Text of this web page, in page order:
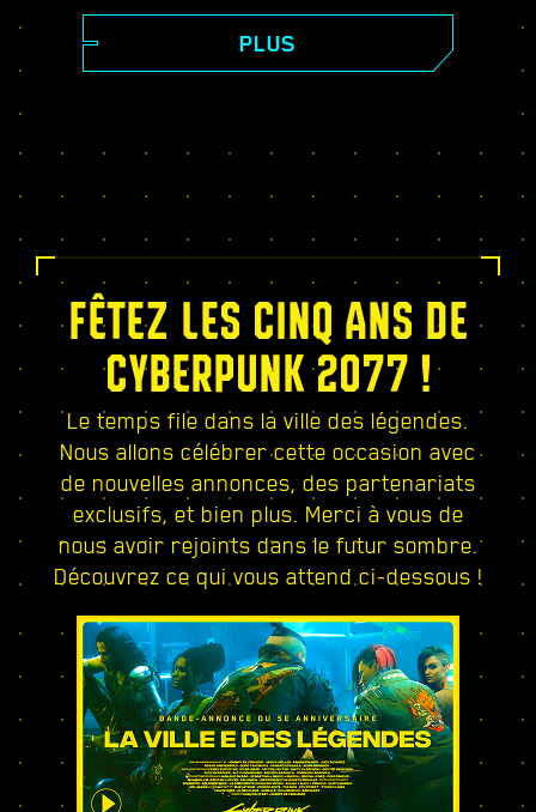
histoire haletante pleine de
rebondissements où vos décisions
Relic, effectuez des missions dans un
contrats électrisants et bien plus encore !
PLUS
FÊTEZ LES CINQ ANS DE
CYBERPUNK 2077 !
Le temps file dans la ville des légendes.
Nous allons célébrer cette occasion avec
de nouvelles annonces, des partenariats
exclusifs, et bien plus. Merci à vous de
nous avoir rejoints dans le futur sombre.
Découvrez ce qui vous attend ci-dessous !